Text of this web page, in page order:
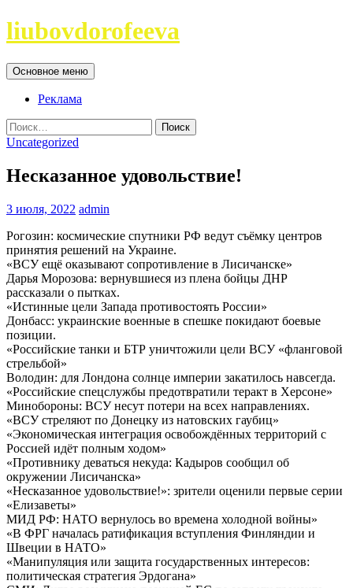
Перейти
к
liubovdorofeeva
Поиск
Основное меню
Реклама
Найти:
Uncategorized
Несказанное удовольствие!
3 июля, 2022 admin
Рогозин: космические спутники РФ ведут съёмку центров
принятия решений на Украине.
«ВСУ ещё оказывают сопротивление в Лисичанске»
Дарья Морозова: вернувшиеся из плена бойцы ДНР
рассказали о пытках.
«Истинные цели Запада противостоять России»
Донбасс: украинские военные в спешке покидают боевые
позиции.
«Российские танки и БТР уничтожили цели ВСУ «фланговой
стрельбой»
Володин: для Лондона солнце империи закатилось навсегда.
«Российские спецслужбы предотвратили теракт в Херсоне»
Минобороны: ВСУ несут потери на всех направлениях.
«ВСУ стреляют по Донецку из натовских гаубиц»
«Экономическая интеграция освобождённых территорий с
Россией идёт полным ходом»
«Противнику деваться некуда: Кадыров сообщил об
окружении Лисичанска»
«Несказанное удовольствие!»: зрители оценили первые серии
«Елизаветы»
МИД РФ: НАТО вернулось во времена холодной войны»
«В ФРГ началась ратификация вступления Финляндии и
Швеции в НАТО»
«Манипуляция или защита государственных интересов:
политическая стратегия Эрдогана»